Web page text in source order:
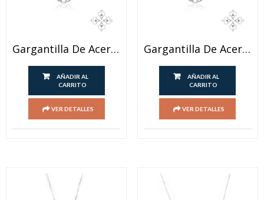
Gargantilla De Acero Ionizado
AÑADIR AL
CARRITO
VER DETALLES
Gargantilla De Acero Ionizado
AÑADIR AL
CARRITO
VER DETALLES